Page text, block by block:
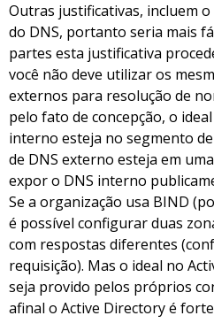
Outras justificativas, incluem
do DNS, portanto seria mais
partes esta justificativa
você não deve utilizar os
externos para resolução de
pelo fato de concepção, o
interno esteja no segmento
de DNS externo esteja em
expor o DNS interno
Se a organização usa BIND
é possível configurar duas
com respostas diferentes
requisição). Mas o ideal no
seja provido pelos próprios
afinal o Active Directory é